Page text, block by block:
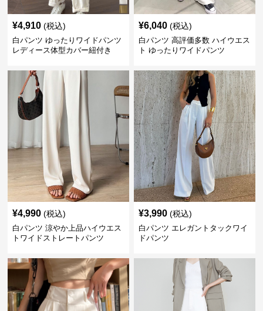
¥4,910 (税込)
白パンツ ゆったりワイドパンツ
レディース体型カバー紐付き
¥6,040 (税込)
白パンツ 高評価多数 ハイウエス
ト ゆったりワイドパンツ
¥4,990 (税込)
白パンツ 涼やか上品ハイウエス
トワイドストレートパンツ
¥3,990 (税込)
白パンツ エレガントタックワイ
ドパンツ